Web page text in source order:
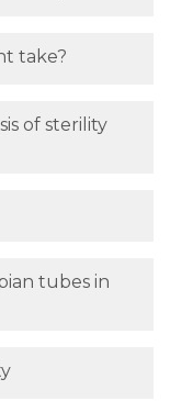
take?
of sterility
tubes in